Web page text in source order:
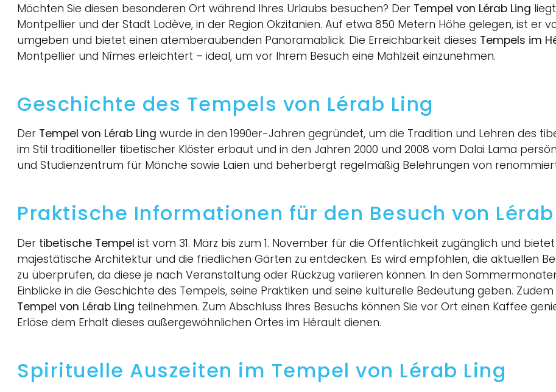
Möchten Sie diesen besonderen Ort während Ihres Urlaubs besuchen? Der Tempel von Lérab Ling
Montpellier und der Stadt Lodève, in der Region Okzitanien. Auf etwa 850 Metern Höhe gelegen, ist er
umgeben und bietet einen atemberaubenden Panoramablick. Die Erreichbarkeit dieses Tempels im
Montpellier und Nîmes erleichtert – ideal, um vor Ihrem Besuch eine Mahlzeit einzunehmen.
Geschichte des Tempels von Lérab Ling
Der Tempel von Lérab Ling wurde in den 1990er-Jahren gegründet, um die Tradition und Lehren des
im Stil traditioneller tibetischer Klöster erbaut und in den Jahren 2000 und 2008 vom Dalai Lama
und Studienzentrum für Mönche sowie Laien und beherbergt regelmäßig Belehrungen von
Praktische Informationen für den Besuch von
Der tibetische Tempel ist vom 31. März bis zum 1. November für die Öffentlichkeit zugänglich und
majestätische Architektur und die friedlichen Gärten zu entdecken. Es wird empfohlen, die aktuellen
zu überprüfen, da diese je nach Veranstaltung oder Rückzug variieren können. In den
Einblicke in die Geschichte des Tempels, seine Praktiken und seine kulturelle Bedeutung geben.
Tempel von Lérab Ling teilnehmen. Zum Abschluss Ihres Besuchs können Sie vor Ort einen Kaffee
Erlöse dem Erhalt dieses außergewöhnlichen Ortes im Hérault dienen.
Spirituelle Auszeiten im Tempel von Lérab Ling